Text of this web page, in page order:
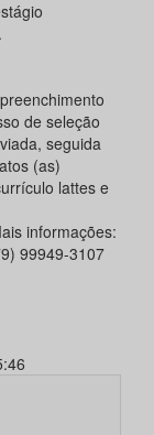
de seleção
seguida
(as)
lattes e
informações:
99949-3107